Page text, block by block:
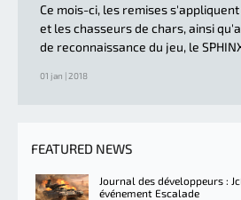
Ce mois-ci, les remises
et les chasseurs de chars, ainsi
de reconnaissance du jeu, le
01 jan | 2018
FEATURED NEWS
Journal des développeurs :
événement Escalade